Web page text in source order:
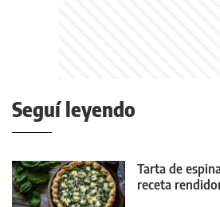
Seguí leyendo
Tarta de
receta